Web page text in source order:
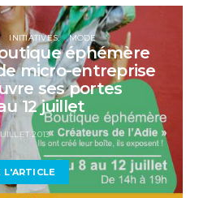
INITIATIVES MODE
éphémère
micro-entreprise
ses portes
12 juillet
2013
L'ARTICLE